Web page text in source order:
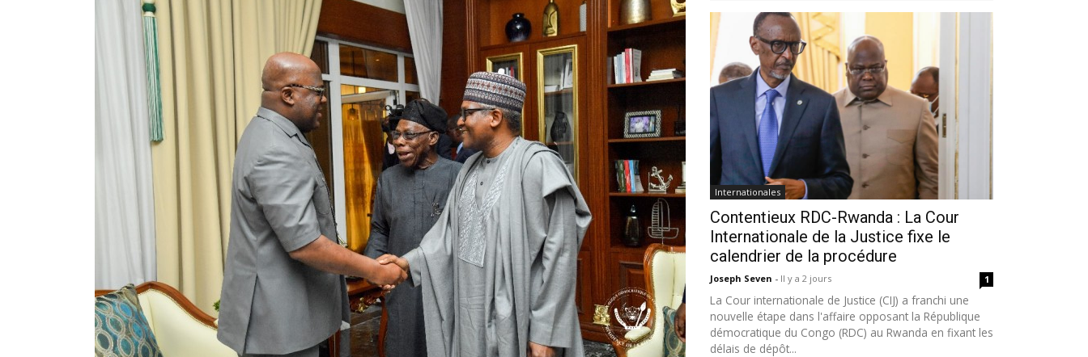
Internationales
Contentieux RDC-Rwanda : La Cour
Internationale de la Justice fixe le
calendrier de la procédure
Joseph Seven - Il y a 2 jours 1
La Cour internationale de Justice (CIJ) a franchi une
nouvelle étape dans l'affaire opposant la République
démocratique du Congo (RDC) au Rwanda en fixant les
délais de dépôt...